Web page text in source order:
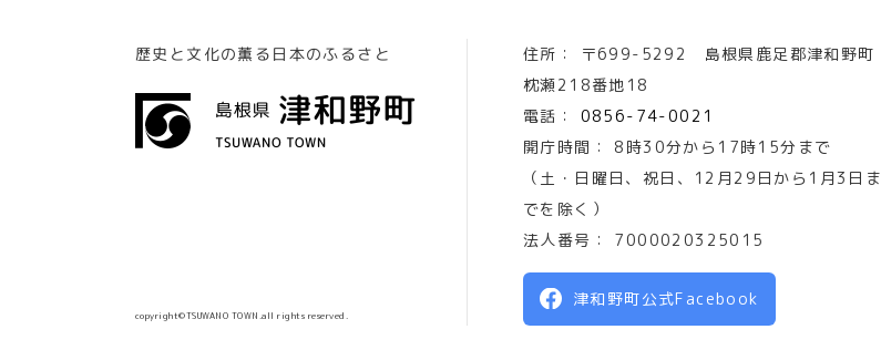
歴史と文化の薫る日本のふるさと
copyright©TSUWANO TOWN.all rights reserved.
住所： 〒699-5292 島根県鹿足郡津和野町
枕瀬218番地18
電話：
0856-74-0021
開庁時間：
8時30分から17時15分まで
（土・日曜日、祝日、12月29日から1月3日ま
でを除く）
法人番号：
7000020325015
津和野町公式Facebook